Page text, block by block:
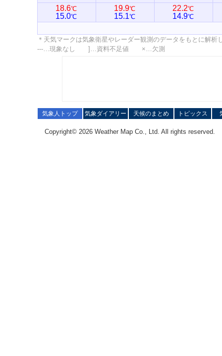
18.6℃
15.0℃
19.9℃
15.1℃
22.2℃
14.9℃
＊天気マークは気象衛星やレーダー観測のデータをもとに解
---…現象なし ]…資料不足値 ×…欠測
気象人トップ 気象ダイアリー 天候のまとめ トピックス
Copyright© 2026 Weather Map Co., Ltd. All rights reserved.